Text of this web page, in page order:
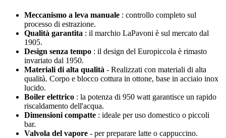
Meccanismo a leva manuale : controllo completo sul
processo di estrazione.
Qualità garantita : il marchio LaPavoni è sul mercato dal
1905.
Design senza tempo : il design del Europiccola è rimasto
invariato dal 1950.
Materiali di alta qualità - Realizzati con materiali di alta
qualità. Corpo e blocco cottura in ottone, base in acciaio inox
lucido.
Boiler elettrico : la potenza di 950 watt garantisce un rapido
riscaldamento dell'acqua.
Dimensioni compatte : ideale per uso domestico o piccoli
bar.
Valvola del vapore - per preparare latte o cappuccino.